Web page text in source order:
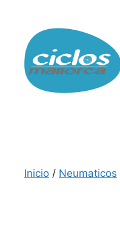
contenido
Inicio / Neumaticos